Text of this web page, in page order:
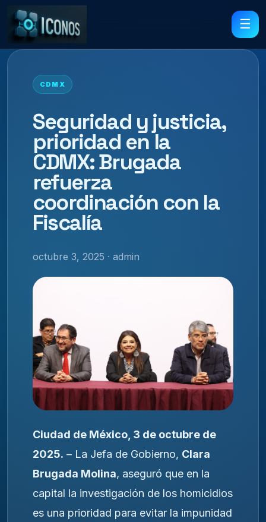
☰
CDMX
Seguridad y justicia,
prioridad en la
CDMX: Brugada
refuerza
coordinación con la
Fiscalía
octubre 3, 2025 · admin
Ciudad de México, 3 de octubre de
2025. – La Jefa de Gobierno, Clara
Brugada Molina, aseguró que en la
capital la investigación de los homicidios
es una prioridad para evitar la impunidad